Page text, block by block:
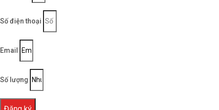
Số điện thoại
Email
Số lượng